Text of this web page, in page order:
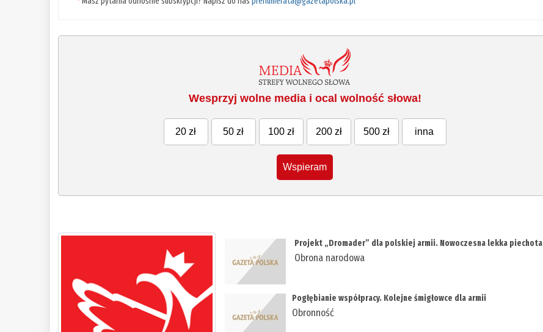
Wesprzyj wolne media i ocal wolność słowa!
20 zł 50 zł 100 zł 200 zł 500 zł inna
Wspieram
Projekt „Dromader” dla polskiej armii. Nowoczesna lekka piechota
Obrona narodowa
Pogłębianie współpracy. Kolejne śmigłowce dla armii
Obronność